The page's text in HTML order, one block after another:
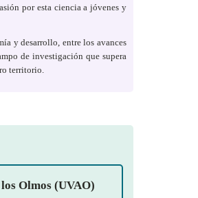
por esta ciencia a jóvenes y
y desarrollo, entre los avances
de investigación que supera
territorio.
Olmos (UVAO)